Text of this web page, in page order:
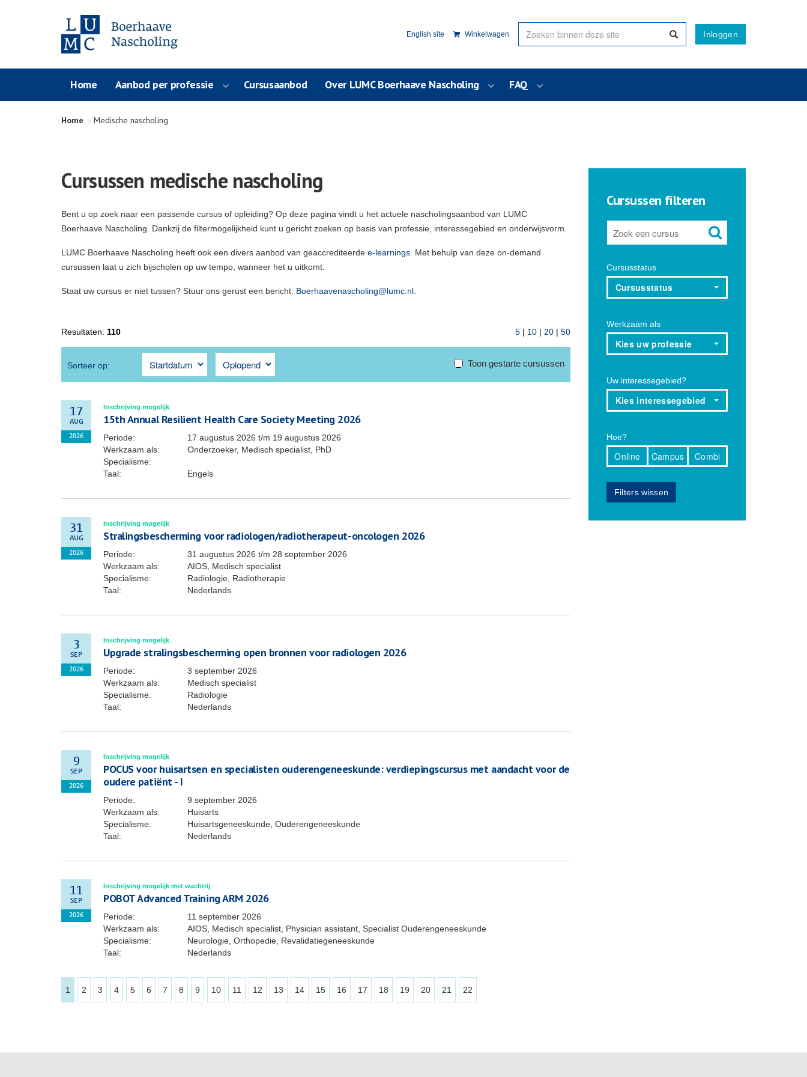
Inloggen
English site Winkelwagen
Home Aanbod per professie Cursusaanbod Over LUMC Boerhaave Nascholing FAQ
Home Medische nascholing
Cursussen medische nascholing
Bent u op zoek naar een passende cursus of opleiding? Op deze pagina vindt u het actuele nascholingsaanbod van LUMC
Boerhaave Nascholing. Dankzij de filtermogelijkheid kunt u gericht zoeken op basis van professie, interessegebied en onderwijsvorm.
LUMC Boerhaave Nascholing heeft ook een divers aanbod van geaccrediteerde e-learnings . Met behulp van deze on-demand
cursussen laat u zich bijscholen op uw tempo, wanneer het u uitkomt.
Staat uw cursus er niet tussen? Stuur ons gerust een bericht: Boerhaavenascholing@lumc.nl
Resultaten: 110 5| 10| 20| 50
Sorteer op: Toon gestarte cursussen
17
AUG
2026
Inschrijving mogelijk
15th Annual Resilient Health Care Society Meeting 2026
Periode: 17 augustus 2026 t/m 19 augustus 2026
Werkzaam als:
Onderzoeker, Medisch specialist, PhD
Specialisme:
Taal:
Engels
31
AUG
2026
Inschrijving mogelijk
Stralingsbescherming voor radiologen/radiotherapeut-oncologen 2026
Periode: 31 augustus 2026 t/m 28 september 2026
Werkzaam als:
AIOS, Medisch specialist
Specialisme:
Radiologie, Radiotherapie
Taal:
Nederlands
3
SEP
2026
Inschrijving mogelijk
Upgrade stralingsbescherming open bronnen voor radiologen 2026
Periode:
3 september 2026
Werkzaam als:
Medisch specialist
Specialisme:
Radiologie
Taal:
Nederlands
9
SEP
2026
Inschrijving mogelijk
POCUS voor huisartsen en specialisten ouderengeneeskunde: verdiepingscursus met aandacht voor de
oudere patiënt - I
Periode:
9 september 2026
Werkzaam als:
Huisarts
Specialisme:
Huisartsgeneeskunde, Ouderengeneeskunde
Taal:
Nederlands
11
SEP
2026
Inschrijving mogelijk met wachtrij
POBOT Advanced Training ARM 2026
Periode:
11 september 2026
Werkzaam als:
AIOS, Medisch specialist, Physician assistant, Specialist Ouderengeneeskunde
Specialisme:
Neurologie, Orthopedie, Revalidatiegeneeskunde
Taal:
Nederlands
1 2 3 4 5 6 7 8 9 10 11 12 13 14 15 16 17 18 19 20 21 22
Cursussen filteren
Cursusstatus
Cursusstatus
Werkzaam als
Kies uw professie
Uw interessegebied?
Kies interessegebied
Hoe?
Online Campus Combi
Filters wissen